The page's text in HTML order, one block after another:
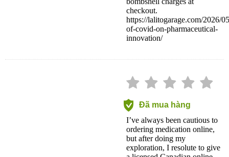
checkout.
https://lalitogarage.com/2026/
of-covid-on-pharmaceutical-
innovation/
Đã mua hàng
I’ve always been cautious to
ordering medication online,
but after doing my
exploration, I resolute to give